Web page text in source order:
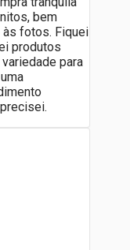
bem
às fotos. Fiquei
produtos
para